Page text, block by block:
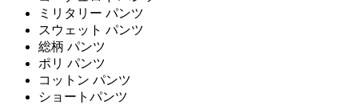
ミリタリー パンツ
スウェット パンツ
総柄 パンツ
ポリ パンツ
コットン パンツ
ショートパンツ